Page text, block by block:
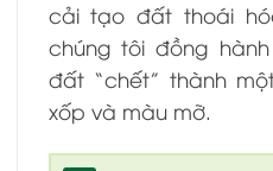
cải tạo đất thoái
chúng tôi đồng
đất “chết” thành
xốp và màu mỡ.